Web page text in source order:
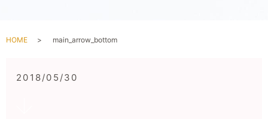
HOME main_arrow_bottom
2018/05/30